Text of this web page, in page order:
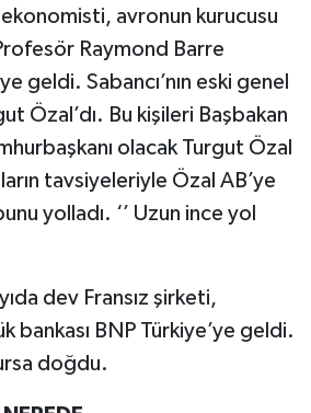
ekonomisti, avronun kurucusu
Raymond Barre
geldi. Sabancı’nın eski genel
Özal’dı. Bu kişileri Başbakan
olacak Turgut Özal
tavsiyeleriyle Özal AB’ye
yolladı. ‘’ Uzun ince yol
dev Fransız şirketi,
bankası BNP Türkiye’ye geldi.
doğdu.